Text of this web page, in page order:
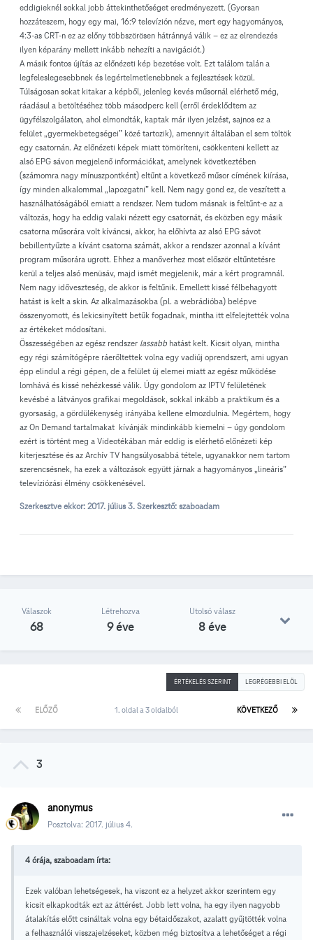
eddigieknél sokkal jobb áttekinthetőséget eredményezett. (Gyorsan
hozzáteszem, hogy egy mai, 16:9 televízión nézve, mert egy hagyományos,
4:3-as CRT-n ez az előny többszörösen hátránnyá válik – ez az elrendezés
ilyen képarány mellett inkább nehezíti a navigációt.)
A másik fontos újítás az előnézeti kép bezetése volt. Ezt találom talán a
legfeleslegesebbnek és legértelmetlenebbnek a fejlesztések közül.
Túlságosan sokat kitakar a képből, jelenleg kevés műsornál elérhető még,
ráadásul a betöltéséhez több másodperc kell (erről érdeklődtem az
ügyfélszolgálaton, ahol elmondták, kaptak már ilyen jelzést, sajnos ez a
felület „gyermekbetegségei” közé tartozik), amennyit általában el sem töltök
egy csatornán. Az előnézeti képek miatt tömöríteni, csökkenteni kellett az
alsó EPG sávon megjelenő információkat, amelynek következtében
(számomra nagy mínuszpontként) eltűnt a következő műsor címének kiírása,
így minden alkalommal „lapozgatni” kell. Nem nagy gond ez, de veszített a
használhatóságából emiatt a rendszer. Nem tudom másnak is feltűnt-e az a
változás, hogy ha eddig valaki nézett egy csatornát, és eközben egy másik
csatorna műsorára volt kíváncsi, akkor, ha előhívta az alsó EPG sávot
bebillentyűzte a kívánt csatorna számát, akkor a rendszer azonnal a kívánt
program műsorára ugrott. Ehhez a manőverhez most először eltűntetésre
kerül a teljes alsó menüsáv, majd ismét megjelenik, már a kért programnál.
Nem nagy időveszteség, de akkor is feltűnik. Emellett kissé félbehagyott
hatást is kelt a skin. Az alkalmazásokba (pl. a webrádióba) belépve
összenyomott, és lekicsinyített betűk fogadnak, mintha itt elfelejtették volna
az értékeket módosítani.
Összességében az egész rendszer lassabb hatást kelt. Kicsit olyan, mintha
egy régi számítógépre ráerőltettek volna egy vadiúj oprendszert, ami ugyan
épp elindul a régi gépen, de a felület új elemei miatt az egész működése
lomhává és kissé nehézkessé válik. Úgy gondolom az IPTV felületének
kevésbé a látványos grafikai megoldások, sokkal inkább a praktikum és a
gyorsaság, a gördülékenység irányába kellene elmozdulnia. Megértem, hogy
az On Demand tartalmakat kívánják mindinkább kiemelni – úgy gondolom
ezért is történt meg a Videotékában már eddig is elérhető előnézeti kép
kiterjesztése és az Archív TV hangsúlyosabbá tétele, ugyanakkor nem tartom
szerencsésnek, ha ezek a változások együtt járnak a hagyományos „lineáris”
televíziózási élmény csökkenésével.
Szerkesztve ekkor: 2017. július 3. Szerkesztő: szaboadam
Válaszok
68
Létrehozva
9 éve
Utolsó válasz
8 éve
ÉRTÉKELÉS SZERINT LEGRÉGEBBI ELÖL
ELŐZŐ KÖVETKEZŐ
1. oldal a 3 oldalból
3
anonymus
Posztolva: 2017. július 4.
4 órája, szaboadam írta:
Ezek valóban lehetségesek, ha viszont ez a helyzet akkor szerintem egy
kicsit elkapkodták ezt az áttérést. Jobb lett volna, ha egy ilyen nagyobb
átalakítás előtt csináltak volna egy bétaidőszakot, azalatt gyűjtötték volna
a felhasználói visszajelzéseket, közben még biztosítva a lehetőséget a régi